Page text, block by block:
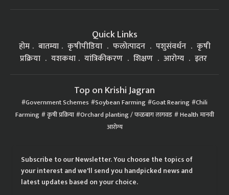
Quick Links
होम बातम्या कृषीपीडिया फलोत्पादन पशुसंवर्धन
कृषी
प्रक्रिया
यशकथा यांत्रिकीकरण शिक्षण आरोग्य इतर
Top on Krishi Jagran
Government Schemes Soybean Farming Goat Rearing Chili
Farming कृषी प्रक्रिया Orchard planting / फळबाग लागवड Health मानवी
आरोग्य
Subscribe to our Newsletter. You choose the topics of
your interest and we'll send you handpicked news and
latest updates based on your choice.